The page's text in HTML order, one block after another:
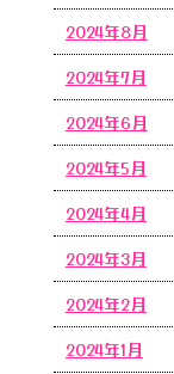
2024年8月
2024年7月
2024年6月
2024年5月
2024年4月
2024年3月
2024年2月
2024年1月